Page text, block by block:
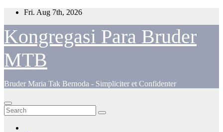
Skip
content
Fri. Aug 7th, 2026
Kongregasi Para Bruder
MTB
Bruder Maria Tak Bernoda - Simpliciter et Confidenter